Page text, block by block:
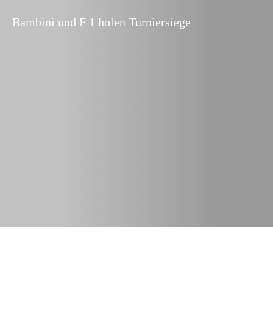
Bambini und F 1 holen Turniersiege